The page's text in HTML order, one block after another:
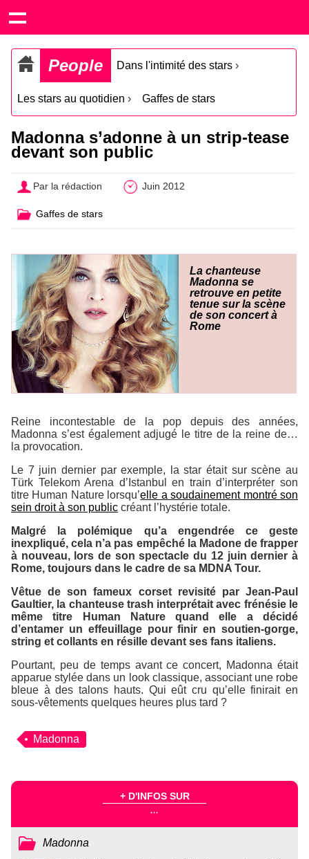
People Dans l'intimité des stars ›
Les stars au quotidien › Gaffes de stars
Madonna s’adonne à un strip-tease
devant son public
Par la rédaction Juin 2012
Gaffes de stars
La chanteuse
Madonna se
retrouve en petite
tenue sur la scène
de son concert à
Rome
Reine incontestable de la pop depuis des années,
Madonna s’est également adjugé le titre de la reine de…
la provocation.
Le 7 juin dernier par exemple, la star était sur scène au
Türk Telekom Arena d’Istanbul en train d’interpréter son
titre Human Naturelorsqu’elle a soudainement montré son
sein droit à son public créant l’hystérie totale.
Malgré la polémique qu’a engendrée ce geste
inexpliqué, cela n’a pas empêché la Madone de frapper
à nouveau, lors de son spectacle du 12 juin dernier à
Rome, toujours dans le cadre de sa MDNA Tour.
Vêtue de son fameux corset revisité par Jean-Paul
Gaultier, la chanteuse trash interprétait avec frénésie le
même titre
Human Naturequand elle a décidé
d’entamer un effeuillage pour finir en soutien-gorge,
string et collants en résille devant ses fans italiens.
Pourtant, peu de temps avant ce concert, Madonna était
apparue stylée dans un look classique, associant une robe
bleue à des talons hauts. Qui eût cru qu’elle finirait en
sous-vêtements quelques heures plus tard ?
Madonna
+ D'INFOS SUR
...
Madonna